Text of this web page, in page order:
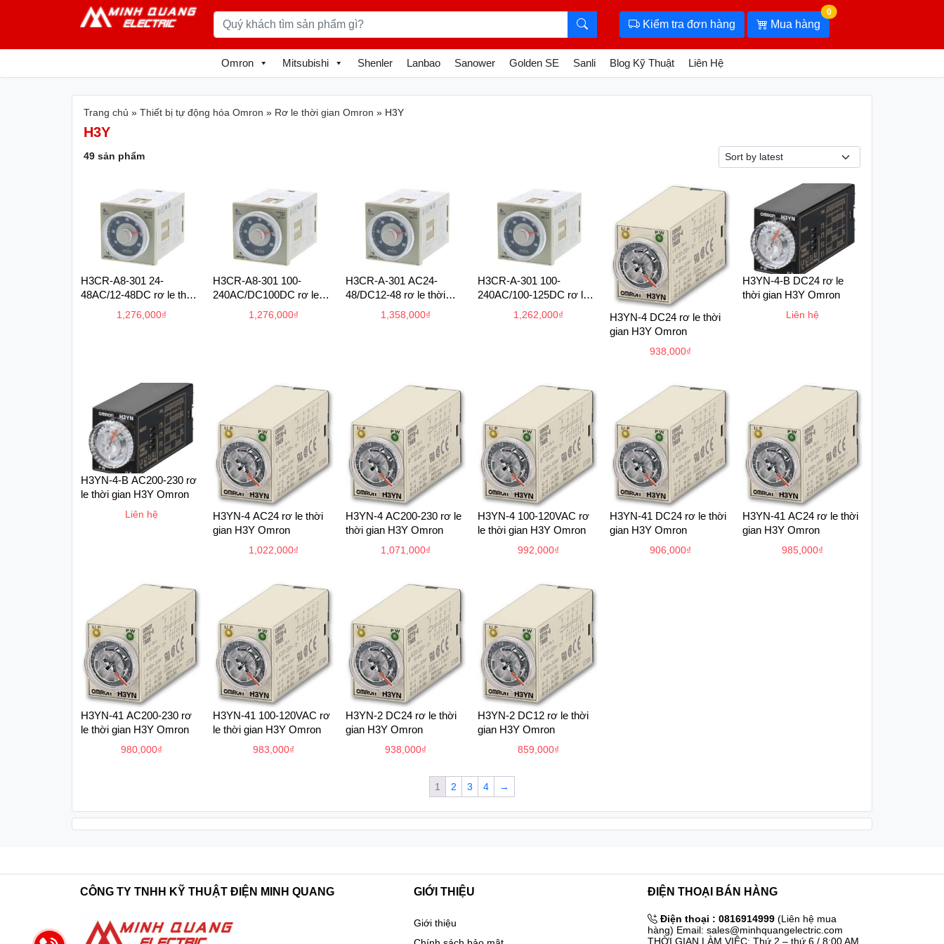
Kiểm tra đơn hàng Mua hàng
0
Omron Mitsubishi Shenler Lanbao Sanower Golden SE Sanli Blog Kỹ Thuật Liên Hệ
Trang chủ » Thiết bị tự động hóa Omron » Rơ le thời gian Omron » H3Y
H3Y
49 sản phẩm
H3CR-A8-301 24-
48AC/12-48DC rơ le thời
1,276,000₫
H3CR-A8-301 100-
240AC/DC100DC rơ le
thời gian1,276,000₫
H3CR-A-301 AC24-
48/DC12-48 rơ le thời
1,358,000₫
H3CR-A-301 100-
240AC/100-125DC rơ le
thời gian1,262,000₫
H3YN-4 DC24 rơ le thời
gian H3Y Omron
938,000₫
H3YN-4-B DC24 rơ le
thời gian H3Y Omron
Liên hệ
H3YN-4-B AC200-230 rơ
le thời gian H3Y Omron
Liên hệ
H3YN-4 AC24 rơ le thời
gian H3Y Omron
1,022,000₫
H3YN-4 AC200-230 rơ le
thời gian H3Y Omron
1,071,000₫
H3YN-4 100-120VAC rơ
le thời gian H3Y Omron
992,000₫
H3YN-41 DC24 rơ le thời
gian H3Y Omron
906,000₫
H3YN-41 AC24 rơ le thời
gian H3Y Omron
985,000₫
H3YN-41 AC200-230 rơ
le thời gian H3Y Omron
980,000₫
H3YN-41 100-120VAC rơ
le thời gian H3Y Omron
983,000₫
H3YN-2 DC24 rơ le thời
gian H3Y Omron
938,000₫
H3YN-2 DC12 rơ le thời
gian H3Y Omron
859,000₫
1 2 3 4 →
CÔNG TY TNHH KỸ THUẬT ĐIỆN MINH QUANG GIỚI THIỆU
Giới thiệu
ĐIỆN THOẠI BÁN HÀNG
Điện thoại : 0816914999(Liên hệ mua
hàng) Email: sales@minhquangelectric.com
THỜI GIAN LÀM VIỆC: Thứ 2 – thứ 6 / 8:00 AM